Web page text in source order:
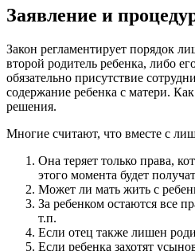
Заявление и
Закон регламентирует порядок
второй родитель ребенка, либо
обязательно присутствие
содержание ребенка с матери.
решения.
Многие считают, что вместе с
Она теряет только права,
этого момента будет
Может ли мать жить с
За ребенком остаются все
т.п.
Если отец также лишен
Если ребенка захотят